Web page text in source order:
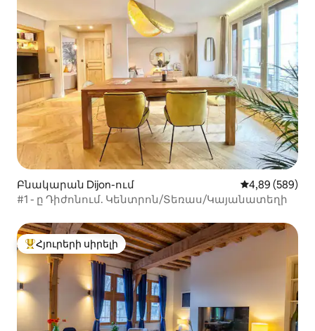
Բնակարան Dijon-ում Միջին
4,89 (589)
#1 - ը Դիժոնում. Կենտրոն/Տեռաս/Կայանատեղի
Հյուրերի սիրելի լավագույն տները
Հյուրերի սիրելի